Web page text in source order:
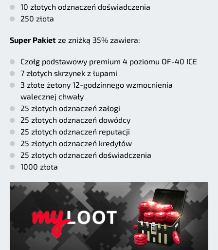
10 złotych odznaczeń doświadczenia
250 złota
Super Pakiet ze zniżką 35% zawiera:
Czołg podstawowy premium 4 poziomu OF-40 ICE
7 złotych skrzynek z łupami
3 złote żetony 12-godzinnego wzmocnienia
walecznej chwały
25 złotych odznaczeń załogi
25 złotych odznaczeń dowódcy
25 złotych odznaczeń reputacji
25 złotych odznaczeń kredytów
25 złotych odznaczeń doświadczenia
1000 złota